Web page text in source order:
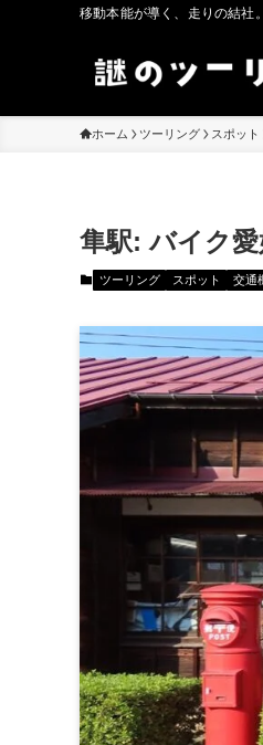
移動本能が導く、走りの結社。
ホーム ツーリング スポット
隼駅: バイク
ツーリング スポット 交通